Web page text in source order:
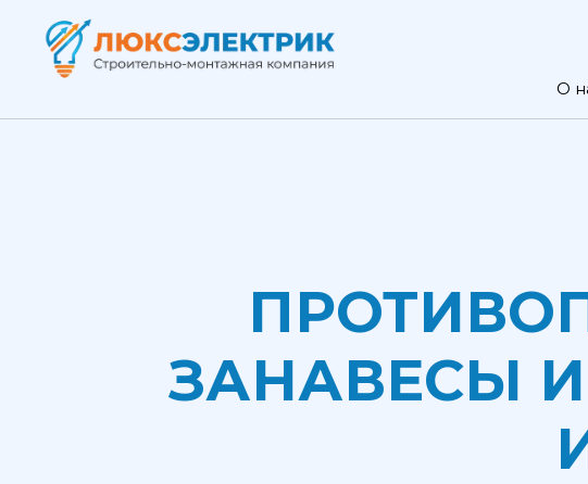
О
ЗАНАВЕСЫ